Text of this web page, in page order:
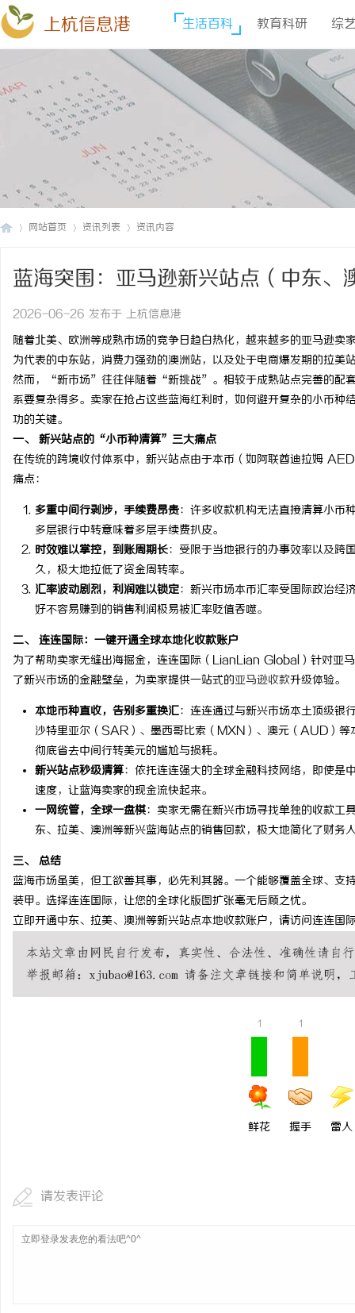
上杭信息港 生活百科 教育科研 综
网站首页 资讯列表 资讯内容
蓝海突围：亚马逊新兴站点（中东、
南
2026-06-26 发布于 上杭信息港
随着北美、欧洲等成熟市场的竞争日趋白热化，越来越多的亚马逊
为代表的中东站，消费力强劲的澳洲站，以及处于电商爆发期的拉美
然而，“新市场”往往伴随着“新挑战”。相较于成熟站点完善的配
系要复杂得多。卖家在抢占这些蓝海红利时，如何避开复杂的小币种
功的关键。
一、 新兴站点的“小币种清算”三大痛点
在传统的跨境收付体系中，新兴站点由于本币（如阿联酋迪拉姆
痛点：
多重中间行剥涉，手续费昂贵：许多收款机构无法直接清算小币
多层银行中转意味着多层手续费扒皮。
时效难以掌控，到账周期长：受限于当地银行的办事效率以及跨
久，极大地拉低了资金周转率。
汇率波动剧烈，利润难以锁定：新兴市场本币汇率受国际政治经
好不容易赚到的销售利润极易被汇率贬值吞噬。
二、 连连国际：一键开通全球本地化收款账户
为了帮助卖家无缝出海掘金，连连国际（LianLian Global）针对亚
了新兴市场的金融壁垒，为卖家提供一站式的亚马逊收款升级体验。
本地币种直收，告别多重换汇：连连通过与新兴市场本土顶级银
沙特里亚尔（SAR）、墨西哥比索（MXN）、澳元（AUD）等
彻底省去中间行转美元的尴尬与损耗。
新兴站点秒级清算：依托连连强大的全球金融科技网络，即使是
速度，让蓝海卖家的现金流快起来。
一网统管，全球一盘棋：卖家无需在新兴市场寻找单独的收款工
东、拉美、澳洲等新兴蓝海站点的销售回款，极大地简化了财务
三、 总结
蓝海市场虽美，但工欲善其事，必先利其器。一个能够覆盖全球、支
装甲。选择连连国际，让您的全球化版图扩张毫无后顾之忧。
立即开通中东、拉美、澳洲等新兴站点本地收款账户，请访问连连
1
鲜花
1
握手 雷人
请发表评论
槟榔代理行业发展现状